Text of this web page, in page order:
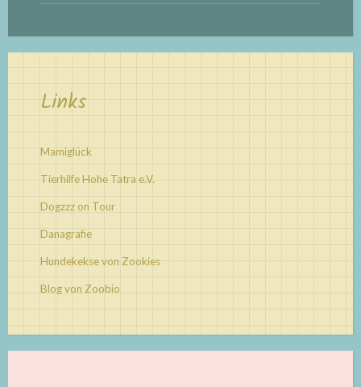
Links
Mamiglück
Tierhilfe Hohe Tatra e.V.
Dogzzz on Tour
Danagrafie
Hundekekse von Zookies
Blog von Zoobio